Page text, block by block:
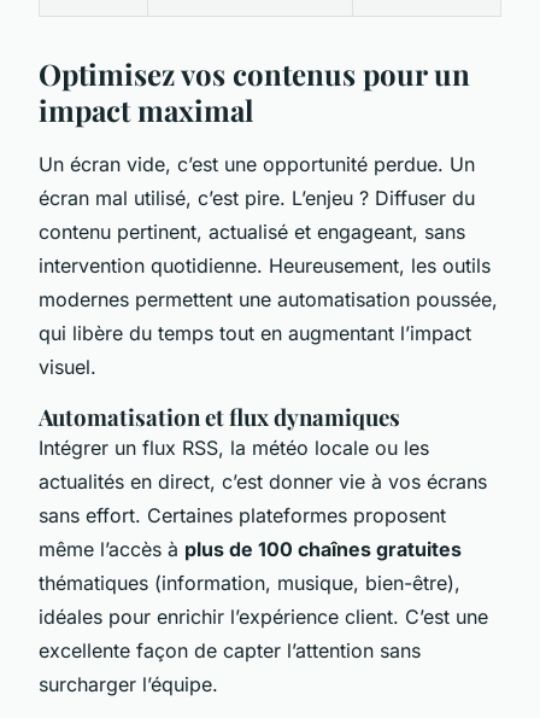
Optimisez vos contenus pour un
impact maximal
Un écran vide, c’est une opportunité perdue. Un
écran mal utilisé, c’est pire. L’enjeu ? Diffuser du
contenu pertinent, actualisé et engageant, sans
intervention quotidienne. Heureusement, les outils
modernes permettent une automatisation poussée,
qui libère du temps tout en augmentant l’impact
visuel.
Automatisation et flux dynamiques
Intégrer un flux RSS, la météo locale ou les
actualités en direct, c’est donner vie à vos écrans
sans effort. Certaines plateformes proposent
même l’accès à plus de 100 chaînes gratuites
thématiques (information, musique, bien-être),
idéales pour enrichir l’expérience client. C’est une
excellente façon de capter l’attention sans
surcharger l’équipe.